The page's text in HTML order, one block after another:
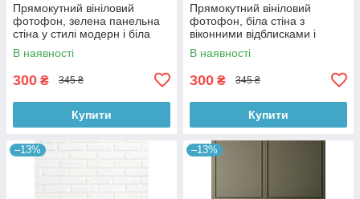
Прямокутний вініловий
фотофон, зелена панельна
стіна у стилі модерн і біла
дерев’яна підлога 60×90 см,
№57109
В наявності
300 ₴ 345 ₴
Купити
Прямокутний вініловий
фотофон, біла стіна з
віконними відблисками і
мармурова підлога 60×90 см,
№57124
В наявності
300 ₴ 345 ₴
Купити
–13% –13%